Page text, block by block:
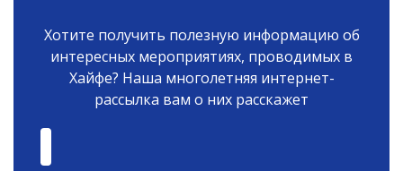
Хотите получить полезную информацию об
интересных мероприятиях, проводимых в
Хайфе? Наша многолетняя интернет-
рассылка вам о них расскажет